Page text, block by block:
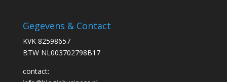
Gegevens & Contact
KVK 82598657
BTW NL003702798B17
contact: